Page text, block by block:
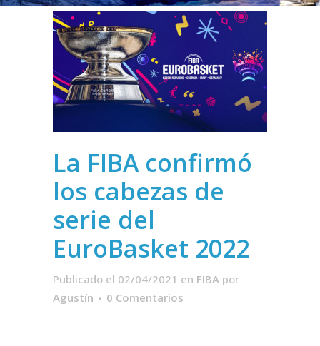
La FIBA confirmó
los cabezas de
serie del ​​
EuroBasket 2022
Publicado el 02/04/2021 en FIBA por
Agustín
0 Comentarios